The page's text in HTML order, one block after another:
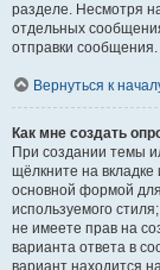
разделе. Несмотря
отдельных
отправки сообщения.
Вернуться к
Как мне создать
При создании темы
щёлкните на
основной формой
используемого
не имеете прав на
варианта ответа в
вариант находится